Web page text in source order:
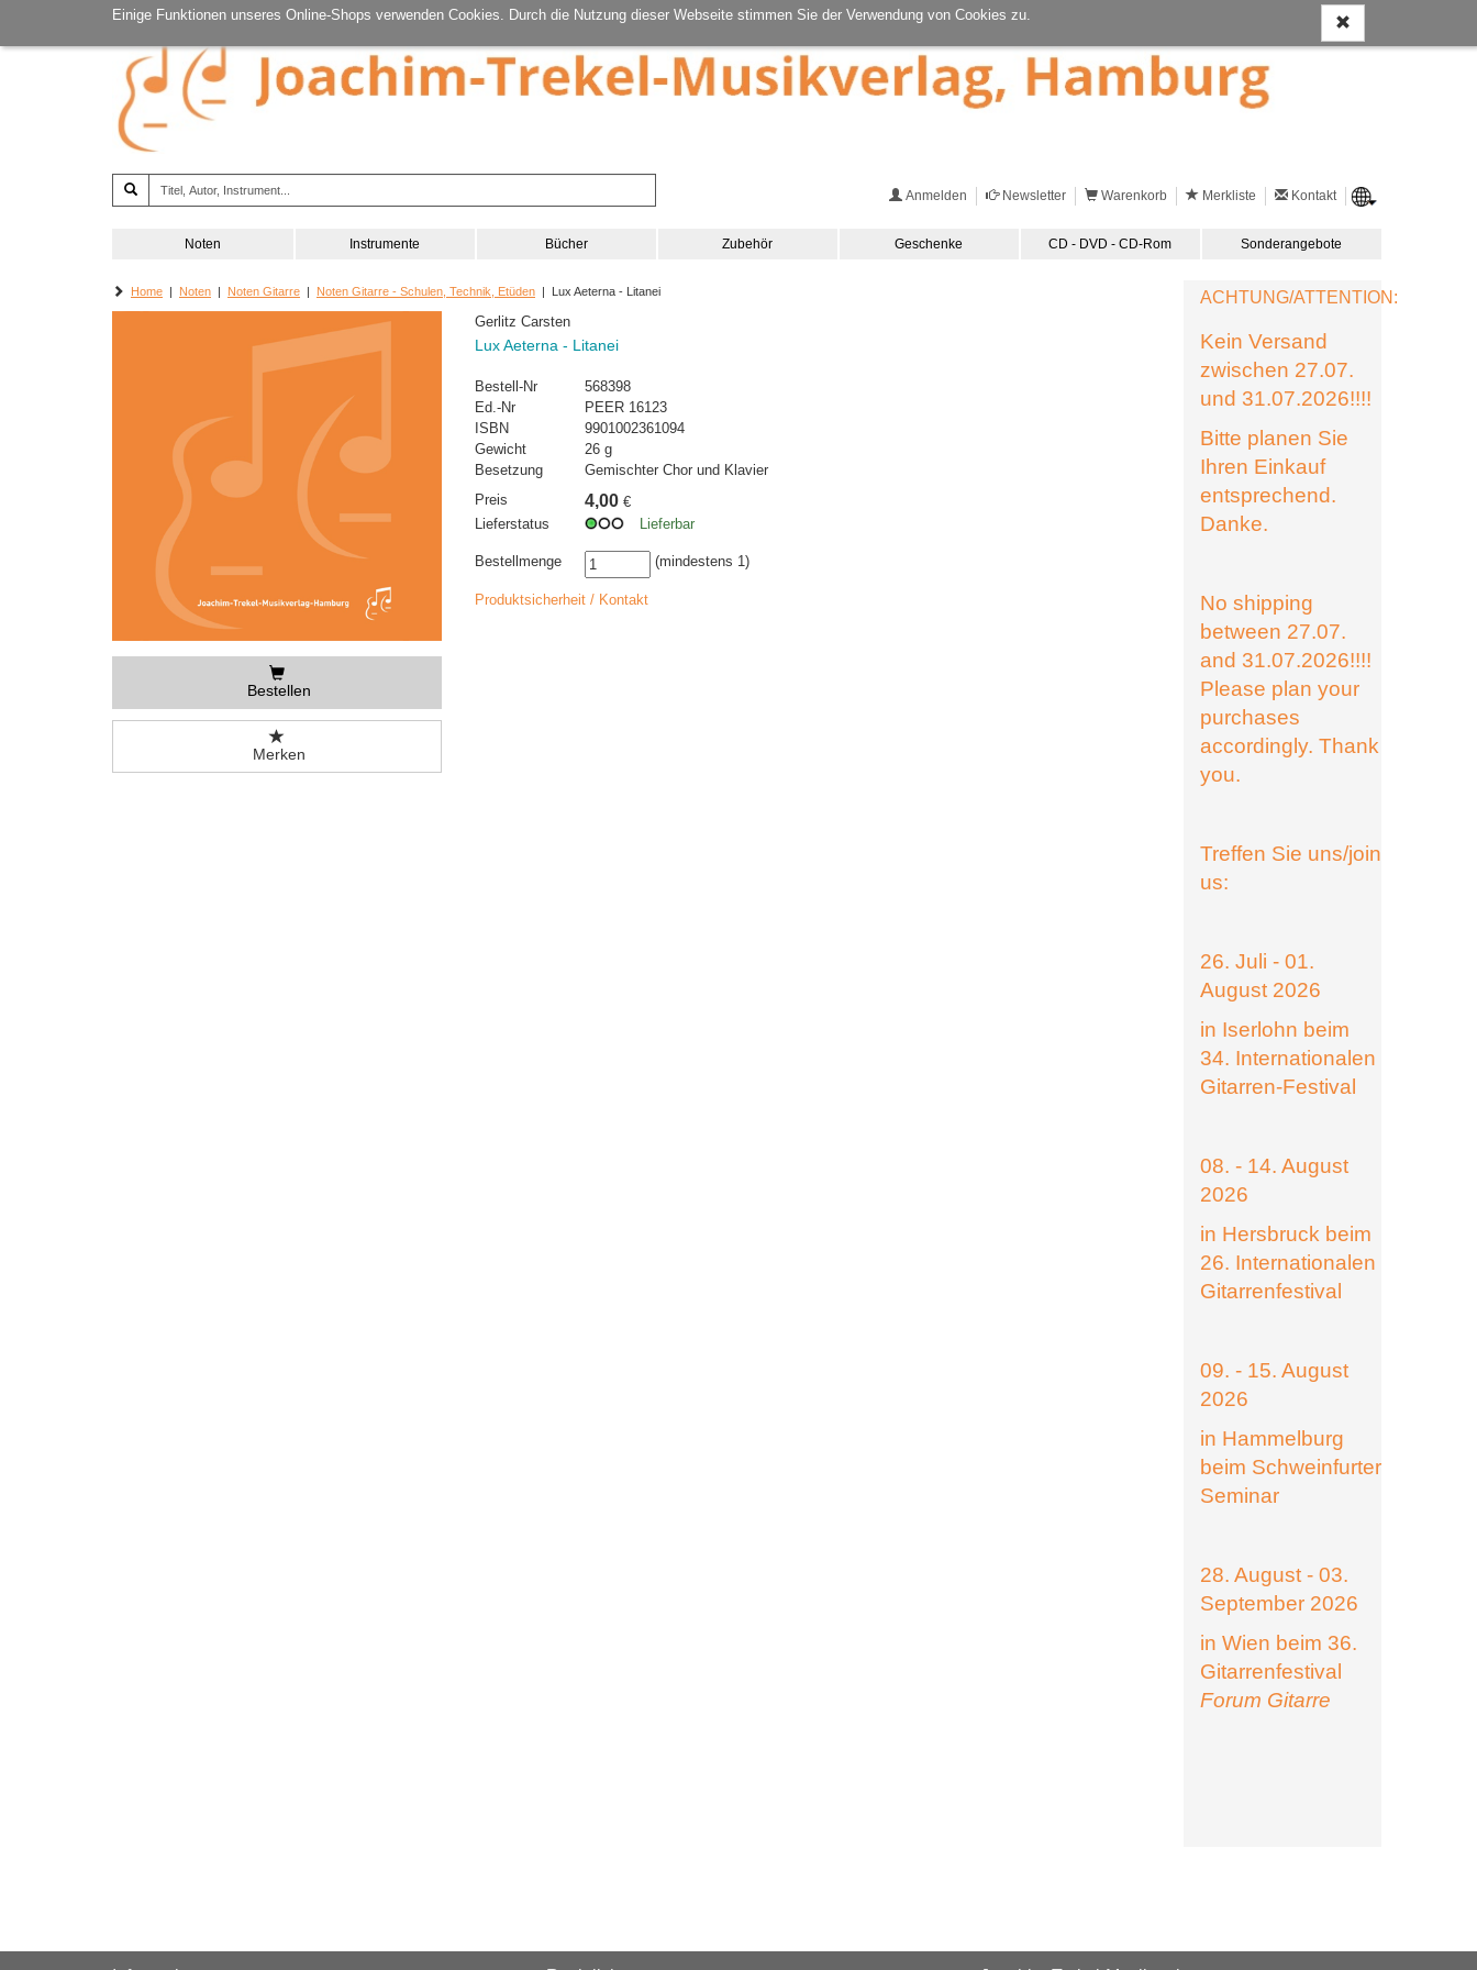
Einige Funktionen unseres Online-Shops verwenden Cookies. Durch die Nutzung dieser Webseite stimmen Sie der Verwendung von Cookies zu.
Anmelden Newsletter Warenkorb Merkliste Kontakt
Noten Instrumente Bücher Zubehör Geschenke CD - DVD - CD-Rom Sonderangebote
Home | Noten | Noten Gitarre | Noten Gitarre - Schulen, Technik, Etüden | Lux Aeterna - Litanei
Bestellen
Merken
Gerlitz Carsten
Lux Aeterna - Litanei
Bestell-Nr
568398
Ed.-Nr
PEER 16123
ISBN
9901002361094
Gewicht
26 g
Besetzung
Gemischter Chor und Klavier
Preis
4,00 €
Lieferstatus
Lieferbar
Bestellmenge (mindestens 1)
Produktsicherheit / Kontakt
ACHTUNG/ATTENTION:
Kein Versand
zwischen 27.07.
und 31.07.2026!!!!
Bitte planen Sie
Ihren Einkauf
entsprechend.
Danke.
No shipping
between 27.07.
and 31.07.2026!!!!
Please plan your
purchases
accordingly. Thank
you.
Treffen Sie uns/join
us:
26. Juli - 01.
August 2026
in Iserlohn beim
34. Internationalen
Gitarren-Festival
08. - 14. August
2026
in Hersbruck beim
26. Internationalen
Gitarrenfestival
09. - 15. August
2026
in Hammelburg
beim Schweinfurter
Seminar
28. August - 03.
September 2026
in Wien beim 36.
Gitarrenfestival
Forum Gitarre